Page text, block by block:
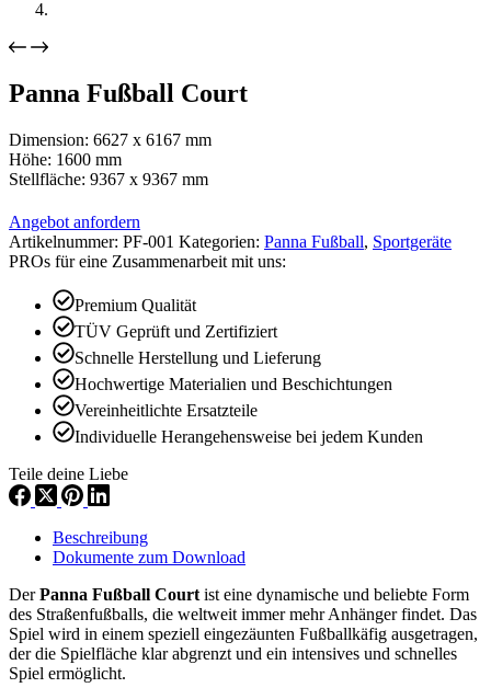
Panna Fußball Court
Dimension: 6627 x 6167 mm
Höhe: 1600 mm
Stellfläche: 9367 x 9367 mm
Angebot anfordern
Artikelnummer: PF-001 Kategorien: Panna Fußball, Sportgeräte
PROs für eine Zusammenarbeit mit uns:
Premium Qualität
TÜV Geprüft und Zertifiziert
Schnelle Herstellung und Lieferung
Hochwertige Materialien und Beschichtungen
Vereinheitlichte Ersatzteile
Individuelle Herangehensweise bei jedem Kunden
Teile deine Liebe
Beschreibung
Dokumente zum Download
DerPanna Fußball Court ist eine dynamische und beliebte Form
des Straßenfußballs, die weltweit immer mehr Anhänger findet. Das
Spiel wird in einem speziell eingezäunten Fußballkäfig ausgetragen,
der die Spielfläche klar abgrenzt und ein intensives und schnelles
Spiel ermöglicht.